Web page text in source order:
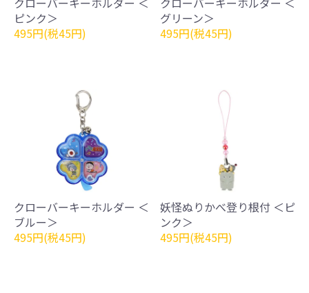
ピンク＞
495円(税45円)
グリーン＞
495円(税45円)
クローバーキーホルダー ＜
ブルー＞
495円(税45円)
妖怪ぬりかべ登り根付 ＜ピ
ンク＞
495円(税45円)